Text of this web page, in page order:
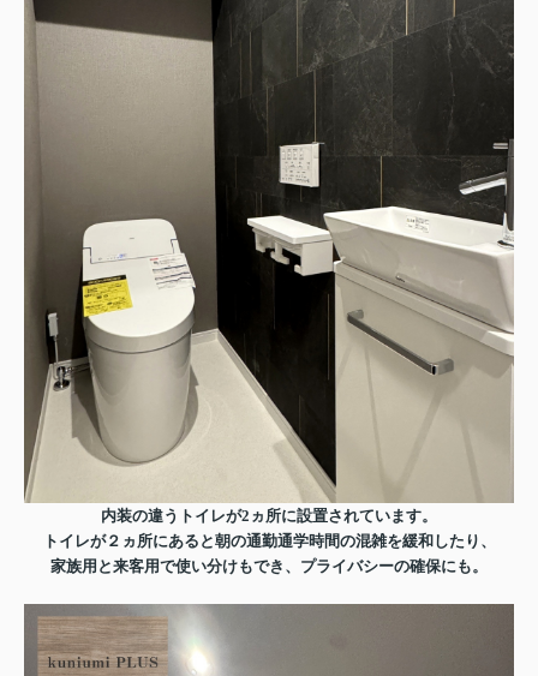
内装の違うトイレが2ヵ所に設置されています。
トイレが２ヵ所にあると朝の通勤通学時間の混雑を緩和したり、
家族用と来客用で使い分けもでき、プライバシーの確保にも。